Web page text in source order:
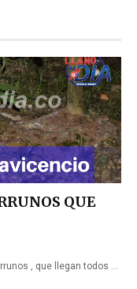
QUE
, que llegan todos …